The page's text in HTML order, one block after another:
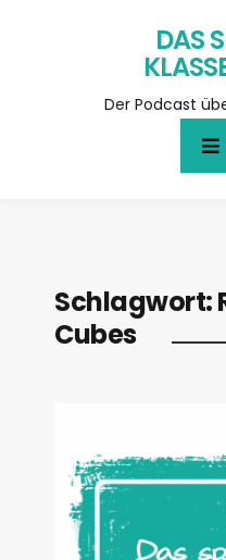
DAS
Der Podcast
Schlagwort:
Cubes